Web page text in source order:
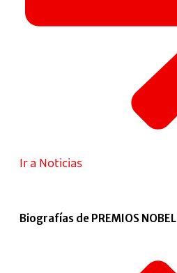
Ir a Noticias
Biografías de PREMIOS NOBEL